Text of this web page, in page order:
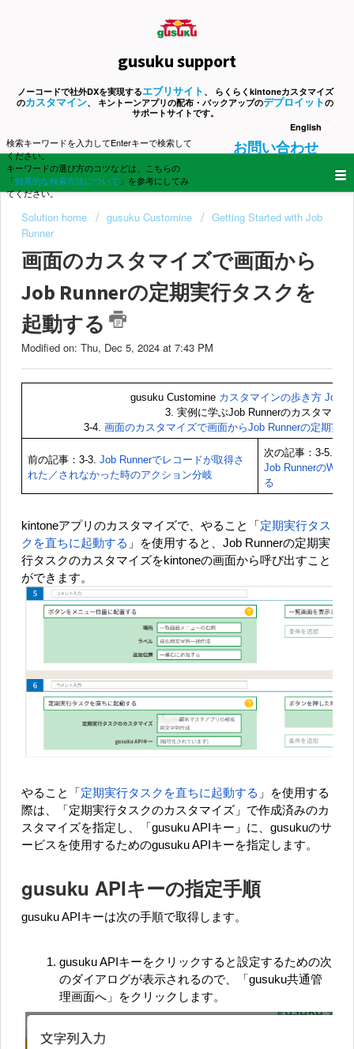
gusuku support
ノーコードで社外DXを実現するエブリサイト 、 らくらくkintoneカスタマイズ
のカスタマイン、 キントーンアプリの配布・バックアップのデプロイットの
サポートサイトです。
English
検索キーワードを入力してEnterキーで検索して
ください。
キーワードの選び方のコツなどは、こちらの
「効果的な検索方法について 」を参考にしてみ
てください。
お問い合わせ
Solution home gusuku Customine
Getting Started with Job
Runner
画面のカスタマイズで画面から
Job Runnerの定期実行タスクを
起動する
Modified on: Thu, Dec 5, 2024 at 7:43 PM
gusuku Customine カスタマインの歩き方 Job
3. 実例に学ぶJob Runnerのカスタマイズ
3-4. 画面のカスタマイズで画面からJob Runnerの定期実
前の記事：3-3. Job Runnerでレコードが取得さ
れた／されなかった時のアクション分岐
次の記事：3-5.
Job Runnerの
る
kintoneアプリのカスタマイズで、 やること「 定期実行タス
クを直ちに起動する 」
を使用すると、Job Runnerの定期実
行タスクのカスタマイズをkintoneの画面から呼び出すこと
ができます。
やること「 定期実行タスクを直ちに起動する 」
を使用する
際は、「定期実行タスクのカスタマイズ」で作成済みのカ
スタマイズを指定し、「gusuku APIキー」に、gusukuのサ
ービスを使用するためのgusuku APIキーを指定します。
gusuku APIキーの指定手順
gusuku APIキーは次の手順で取得します。
gusuku APIキーをクリックすると設定するための次
のダイアログが表示されるので、「gusuku共通管
理画面へ」をクリックします。